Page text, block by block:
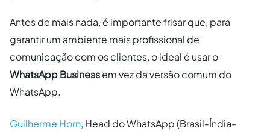
Antes de mais nada, é importante frisar que, para
garantir um ambiente mais profissional de
comunicação com os clientes, o ideal é usar o
WhatsApp Businessem vez da versão comum do
WhatsApp.
Guilherme Horn, Head do WhatsApp (Brasil-Índia-